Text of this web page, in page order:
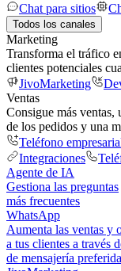
Chat para sitios
Todos los canales
Marketing
Transforma el tráfico
clientes potenciales
JivoMarketing
Ventas
Consigue más
de los pedidos y una
Teléfono
Integraciones
Agente de IA
Gestiona las preguntas
más frecuentes
WhatsApp
Aumenta las ventas y
a tus clientes a través
de mensajería preferida